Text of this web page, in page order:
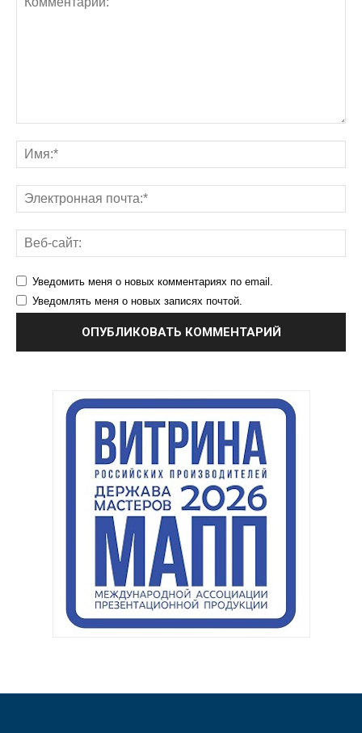
Уведомить меня о новых комментариях по email.
Уведомлять меня о новых записях почтой.